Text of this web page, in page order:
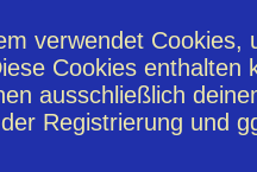
verwendet
Cookies enthalten
ausschließlich
Registrierung und